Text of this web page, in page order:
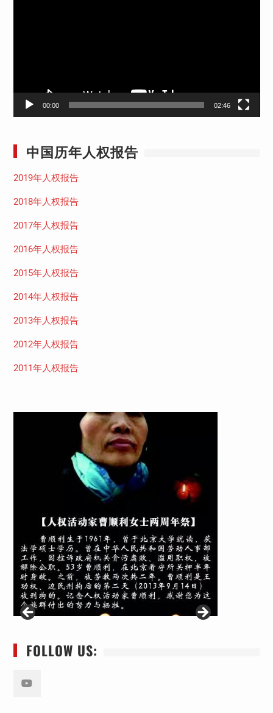
00:00 02:46
中国历年人权报告
2019年人权报告
2018年人权报告
2017年人权报告
2016年人权报告
2015年人权报告
2014年人权报告
2013年人权报告
2012年人权报告
2011年人权报告
FOLLOW US: